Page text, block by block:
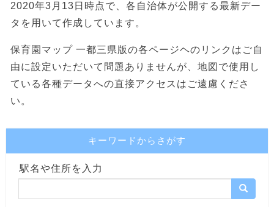
2020年3月13日時点で、各自治体が公開する最新デー
タを用いて作成しています。
保育園マップ 一都三県版の各ページヘのリンクはご自
由に設定いただいて問題ありませんが、地図で使用し
ている各種データへの直接アクセスはご遠慮くださ
い。
キーワードからさがす
駅名や住所を入力